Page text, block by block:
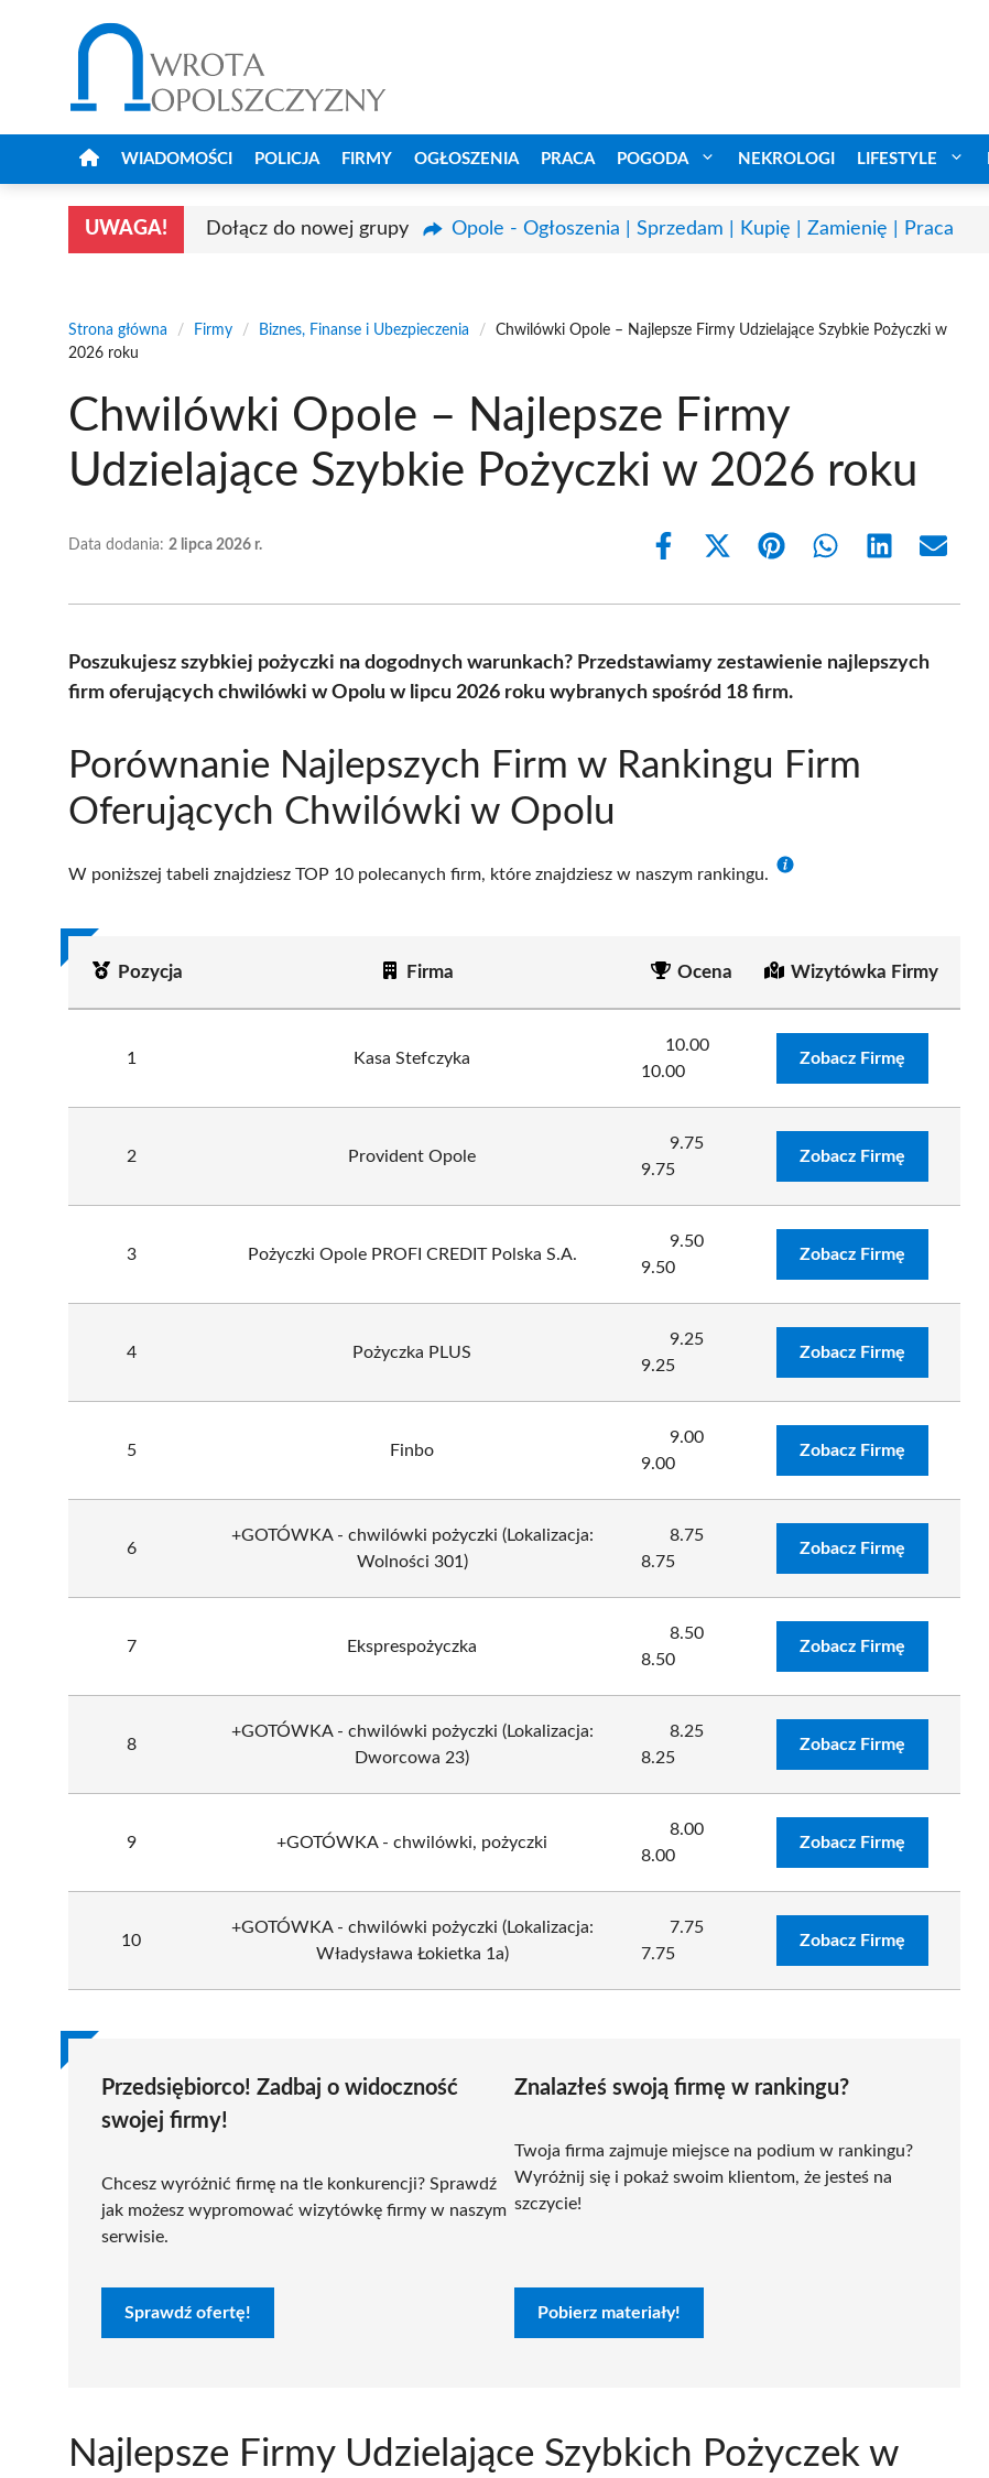
WIADOMOŚCI POLICJA FIRMY OGŁOSZENIA PRACA POGODA NEKROLOGI LIFESTYLE
UWAGA! Dołącz do nowej grupy Opole - Ogłoszenia | Sprzedam | Kupię | Zamienię | Praca
Strona główna / Firmy / Biznes, Finanse i Ubezpieczenia /
Chwilówki Opole – Najlepsze Firmy Udzielające Szybkie Pożyczki w
2026 roku
Chwilówki Opole – Najlepsze Firmy
Udzielające Szybkie Pożyczki w 2026 roku
Data dodania: 2 lipca 2026 r.
Share
Share
(Twitter)
Share Share Share Share
Poszukujesz szybkiej pożyczki na dogodnych warunkach? Przedstawiamy zestawienie najlepszych
firm oferujących chwilówki w Opolu w lipcu 2026 roku wybranych spośród 18 firm.
Porównanie Najlepszych Firm w Rankingu Firm
Oferujących Chwilówki w Opolu
W poniższej tabeli znajdziesz TOP 10 polecanych firm, które znajdziesz w naszym rankingu.
Pozycja Firma Ocena Wizytówka Firmy
1 Kasa Stefczyka
10.00
10.00
Zobacz Firmę
2 Provident Opole
9.75
9.75
Zobacz Firmę
3 Pożyczki Opole PROFI CREDIT Polska S.A.
9.50
9.50
Zobacz Firmę
4 Pożyczka PLUS
9.25
9.25
Zobacz Firmę
5 Finbo
9.00
9.00
Zobacz Firmę
6
+GOTÓWKA - chwilówki pożyczki (Lokalizacja:
Wolności 301)
8.75
8.75
Zobacz Firmę
7 Eksprespożyczka
8.50
8.50
Zobacz Firmę
8
+GOTÓWKA - chwilówki pożyczki (Lokalizacja:
Dworcowa 23)
8.25
8.25
Zobacz Firmę
9 +GOTÓWKA - chwilówki, pożyczki
8.00
8.00
Zobacz Firmę
10
+GOTÓWKA - chwilówki pożyczki (Lokalizacja:
Władysława Łokietka 1a)
7.75
7.75
Zobacz Firmę
Przedsiębiorco! Zadbaj o widoczność
swojej firmy!
Chcesz wyróżnić firmę na tle konkurencji? Sprawdź
jak możesz wypromować wizytówkę firmy w naszym
serwisie.
Sprawdź ofertę!
Znalazłeś swoją firmę w rankingu?
Twoja firma zajmuje miejsce na podium w rankingu?
Wyróżnij się i pokaż swoim klientom, że jesteś na
szczycie!
Pobierz materiały!
Najlepsze Firmy Udzielające Szybkich Pożyczek w